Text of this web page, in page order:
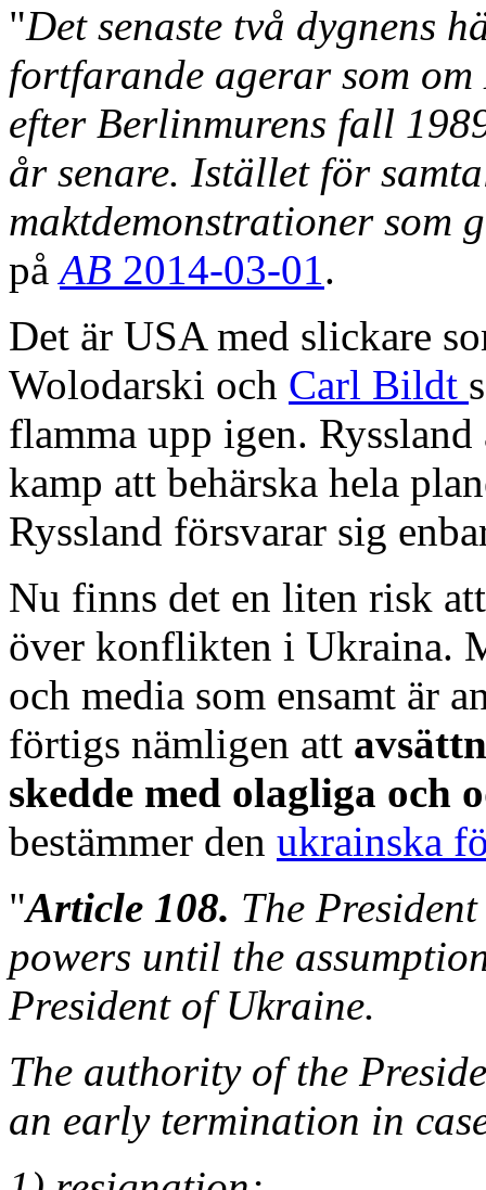
"Det senaste två dygnens
fortfarande agerar som
efter Berlinmurens fall
år senare. Istället för
maktdemonstrationer som
påAB 2014-03-01.
Det är USA med slickare
Wolodarski och Carl Bildt
flamma upp igen.
kamp att behärska hela
Ryssland försvarar sig
Nu finns det en liten risk
över konflikten i Ukraina.
och media som ensamt är
förtigs nämligen att
skedde med olagliga och
bestämmer den ukrainska
"Article 108. The
powers until the
President of Ukraine.
The authority of the
an early termination in